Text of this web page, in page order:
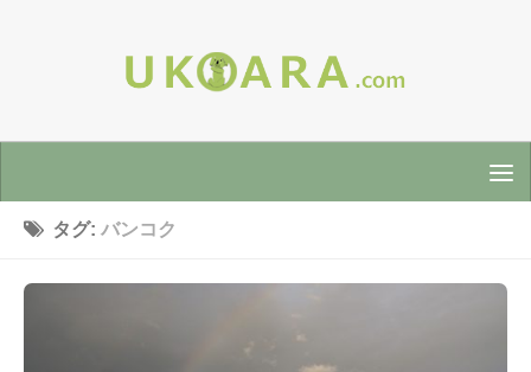
タグ:バンコク